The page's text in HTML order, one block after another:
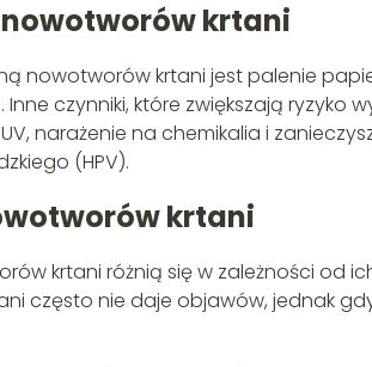
krtani
nowotworów krtani jest palenie
Inne czynniki, które zwiększają
narażenie na chemikalia i
(HPV).
krtani
krtani różnią się w zależności od
często nie daje objawów, jednak